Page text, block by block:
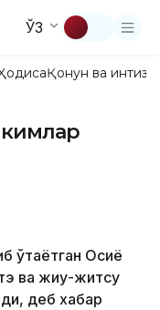
ЎЗ
Қонун ва
ўтаётган Осиё
ва жиу-житсу
деб хабар